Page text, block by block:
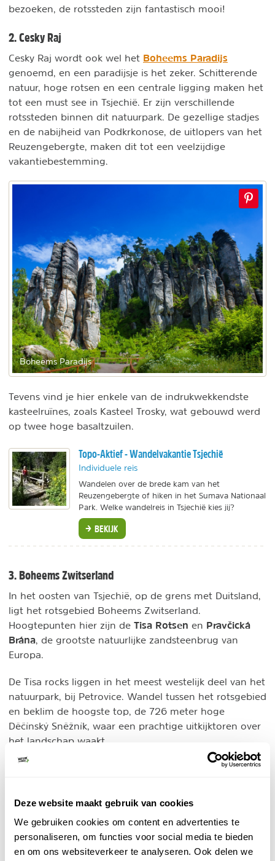
Deze website maakt gebruik van cookies
We gebruiken cookies om content en advertenties te
personaliseren, om functies voor social media te bieden
en om ons websiteverkeer te analyseren. Ook delen we
bezoeken, de rotssteden zijn fantastisch mooi!
2. Cesky Raj
Cesky Raj wordt ook wel het Boheems Paradijs
genoemd, en een paradijsje is het zeker. Schitterende
natuur, hoge rotsen en een centrale ligging maken het
tot een must see in Tsjechië. Er zijn verschillende
rotssteden binnen dit natuurpark. De gezellige stadjes
en de nabijheid van Podkrkonose, de uitlopers van het
Reuzengebergte, maken dit tot een veelzijdige
vakantiebestemming.
Boheems Paradijs
Tevens vind je hier enkele van de indrukwekkendste
kasteelruïnes, zoals Kasteel Trosky, wat gebouwd werd
op twee hoge basaltzuilen.
Topo-Aktief - Wandelvakantie Tsjechië
Individuele reis
Wandelen over de brede kam van het
Reuzengebergte of hiken in het Sumava Nationaal
Park. Welke wandelreis in Tsjechië kies jij?
BEKIJK
3. Boheems Zwitserland
In het oosten van Tsjechië, op de grens met Duitsland,
ligt het rotsgebied Boheems Zwitserland.
Hoogtepunten hier zijn de Tisa Rotsen en Pravčická
Brána , de grootste natuurlijke zandsteenbrug van
Europa.
De Tisa rocks liggen in het meest westelijk deel van het
natuurpark, bij Petrovice. Wandel tussen het rotsgebied
en beklim de hoogste top, de 726 meter hoge
Děčínský Sněžník, waar een prachtige uitkijktoren over
het landschap waakt.
De grote rotsboog bevindt zich ten oosten van
Kamnitzklamm kan wandelen en dan verder door de
bossen naar de Pravčická Brána. Ook deze 10 km lange
hike is betoverend mooi. Aan het eind word je beloond